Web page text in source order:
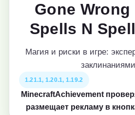
Gone
Spells N
Магия и риски в игре:
1.21.1, 1.20.1, 1.19.2
MinecraftAchievement
размещает рекламу в